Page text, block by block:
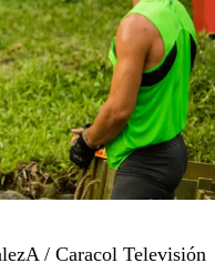
/ Caracol Televisión